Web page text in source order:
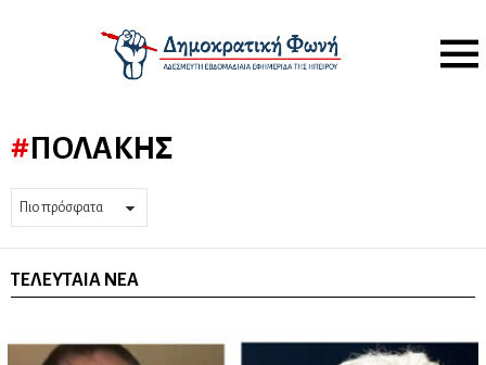
Menu
ΠΟΛΆΚΗΣ
ΤΕΛΕΥΤΑΊΑ ΝΈΑ